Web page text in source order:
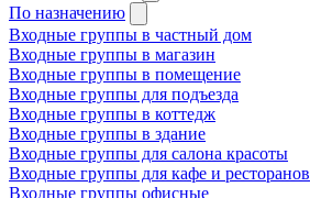
По назначению
Входные группы в частный дом
Входные группы в магазин
Входные группы в помещение
Входные группы для подъезда
Входные группы в коттедж
Входные группы в здание
Входные группы для салона красоты
Входные группы для кафе и ресторанов
Входные группы офисные